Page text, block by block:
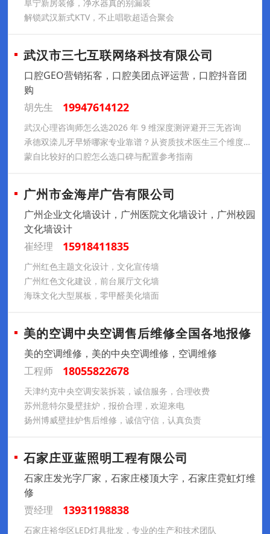
阜宁新房装修，净水器真的别漏装
解锁武汉新式KTV，不止唱歌超适合聚会
武汉市三七互联网络科技有限公司
口腔GEO营销拓客，口腔美团点评运营，口腔抖音团
购
胡先生
19947614122
武汉心理咨询师怎么选2026 年 9 维深度测评避开三无咨询
承德双滦儿牙早矫哪家专业靠谱？从资质技术医生三个维度评估
蒙自比较好的口腔怎么选口碑与配置参考指南
广州市金海岸广告有限公司
广州企业文化墙设计，广州医院文化墙设计，广州校园
文化墙设计
崔经理
15918411835
广州红色主题文化设计，文化宣传墙
广州红色文化建设，前台展厅文化墙
海珠文化大型展板，零甲醛美化墙面
美的空调中央空调售后维修全国各地报修
美的空调维修，美的中央空调维修，空调维修
工程师
18055822678
天津约克中央空调安装拆装，诚信服务，合理收费
苏州意特尔曼壁挂炉，报价合理，欢迎来电
扬州博威壁挂炉售后维修，诚信守信，认真负责
石家庄亚蓝照明工程有限公司
石家庄发光字厂家，石家庄楼顶大字，石家庄霓虹灯维
修
贾经理
13931198838
石家庄裕华区LED灯具批发，专业的生产和技术团队